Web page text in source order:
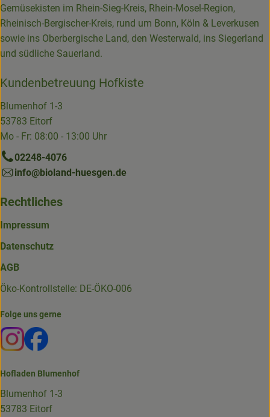
Gemüsekisten im Rhein-Sieg-Kreis, Rhein-Mosel-Region,
Rheinisch-Bergischer-Kreis, rund um Bonn, Köln & Leverkusen
sowie ins Oberbergische Land, den Westerwald, ins Siegerland
und südliche Sauerland.
Kundenbetreuung Hofkiste
Blumenhof 1-3
53783 Eitorf
Mo - Fr: 08:00 - 13:00 Uhr
02248-4076
info@bioland-huesgen.de
Rechtliches
Impressum
Datenschutz
AGB
Öko-Kontrollstelle: DE-ÖKO-006
Folge uns gerne
Externer Link zu https://www.instagram.com/die.hofkiste/
Externer Link zu https://www.facebook.com/p/Die-
Hofladen Blumenhof
Blumenhof 1-3
53783 Eitorf